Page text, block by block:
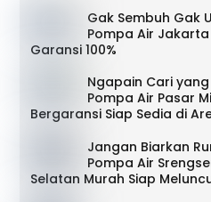
Gak Sembuh Gak
Pompa Air
Garansi 100%
Ngapain Cari
Pompa Air Pasar
Bergaransi Siap Sedia di
Jangan Biarkan
Pompa Air
Selatan Murah Siap